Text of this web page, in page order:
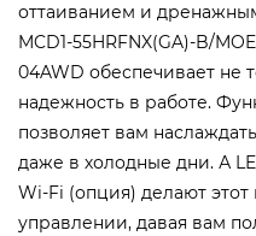
оттаиванием и
MCD1-55HRFNX(GA)-B/
04AWD обеспечивает не
надежность в работе.
позволяет вам
даже в холодные дни. А
Wi-Fi (опция) делают
управлении, давая вам